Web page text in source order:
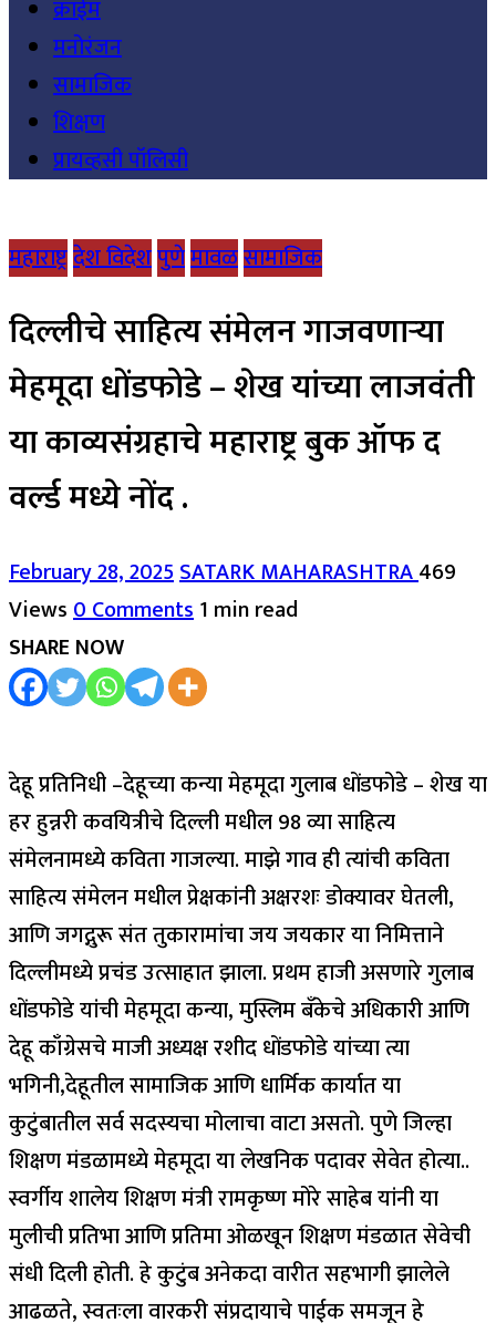
क्राईम
मनोरंजन
सामाजिक
शिक्षण
प्रायव्हसी पॉलिसी
महाराष्ट्रदेश विदेशपुणेमावळसामाजिक
दिल्लीचे साहित्य संमेलन गाजवणाऱ्या
मेहमूदा धोंडफोडे – शेख यांच्या लाजवंती
या काव्यसंग्रहाचे महाराष्ट्र बुक ऑफ द
वर्ल्ड मध्ये नोंद .
February 28, 2025SATARK MAHARASHTRA469
Views0 Comments1 min read
SHARE NOW
देहू प्रतिनिधी –देहूच्या कन्या मेहमूदा गुलाब धोंडफोडे – शेख या
हर हुन्नरी कवयित्रीचे दिल्ली मधील 98 व्या साहित्य
संमेलनामध्ये कविता गाजल्या. माझे गाव ही त्यांची कविता
साहित्य संमेलन मधील प्रेक्षकांनी अक्षरशः डोक्यावर घेतली,
आणि जगद्गुरू संत तुकारामांचा जय जयकार या निमित्ताने
दिल्लीमध्ये प्रचंड उत्साहात झाला. प्रथम हाजी असणारे गुलाब
धोंडफोडे यांची मेहमूदा कन्या, मुस्लिम बँकेचे अधिकारी आणि
देहू काँग्रेसचे माजी अध्यक्ष रशीद धोंडफोडे यांच्या त्या
भगिनी,देहूतील सामाजिक आणि धार्मिक कार्यात या
कुटुंबातील सर्व सदस्यचा मोलाचा वाटा असतो. पुणे जिल्हा
शिक्षण मंडळामध्ये मेहमूदा या लेखनिक पदावर सेवेत होत्या..
स्वर्गीय शालेय शिक्षण मंत्री रामकृष्ण मोरे साहेब यांनी या
मुलीची प्रतिभा आणि प्रतिमा ओळखून शिक्षण मंडळात सेवेची
संधी दिली होती. हे कुटुंब अनेकदा वारीत सहभागी झालेले
आढळते, स्वतःला वारकरी संप्रदायाचे पाईक समजून हे